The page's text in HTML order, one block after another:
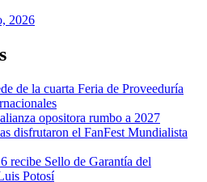
2026
de la cuarta Feria de Proveeduría
opositora rumbo a 2027
disfrutaron el FanFest Mundialista
recibe Sello de Garantía del
Potosí